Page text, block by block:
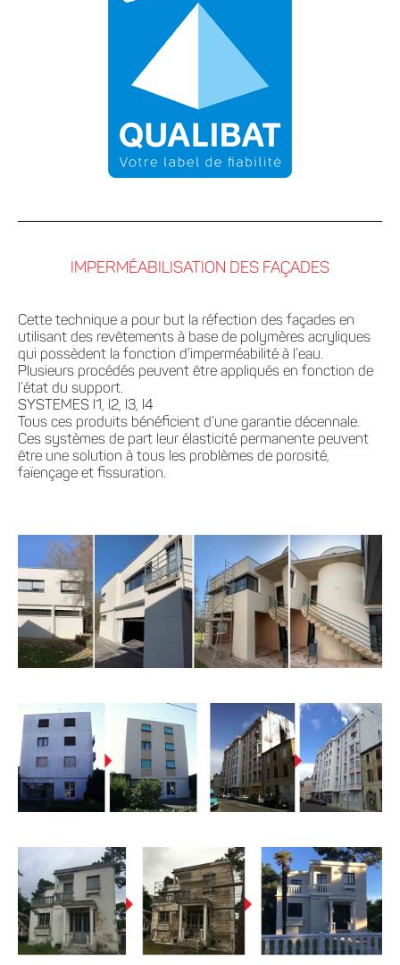
IMPERMÉABILISATION DES FAÇADES
Cette technique a pour but la réfection des façades en
utilisant des revêtements à base de polymères acryliques
qui possèdent la fonction d’imperméabilité à l’eau.
Plusieurs procédés peuvent être appliqués en fonction de
l’état du support.
SYSTEMES I1, I2, I3, I4
Tous ces produits bénéficient d’une garantie décennale.
Ces systèmes de part leur élasticité permanente peuvent
être une solution à tous les problèmes de porosité,
faïençage et fissuration.